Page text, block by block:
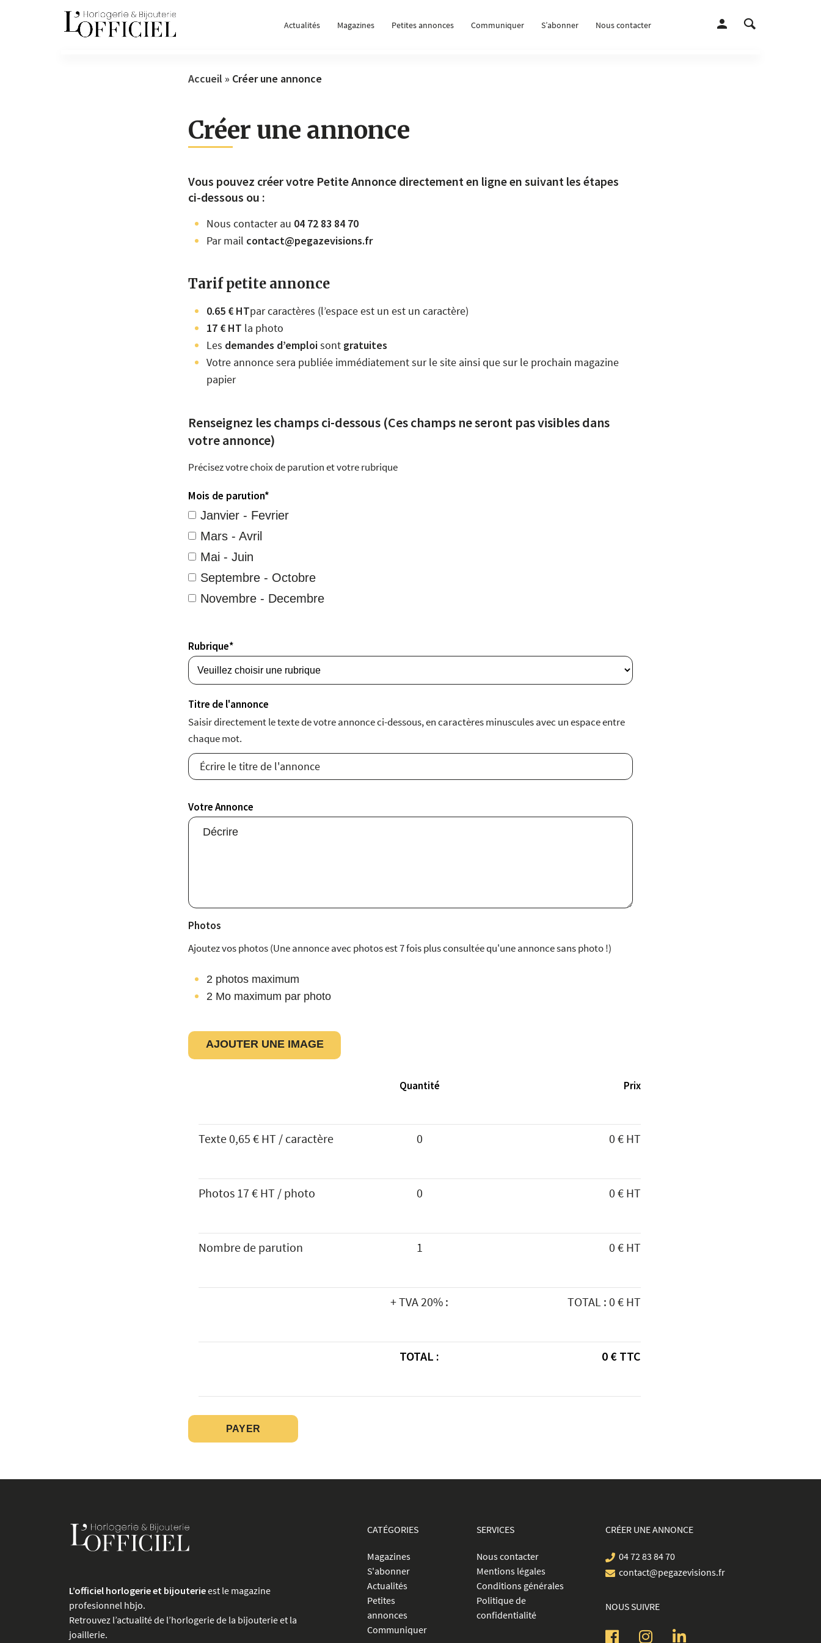
Actualités Magazines Petites annonces Communiquer S’abonner Nous contacter
Accueil » Créer une annonce
Créer une annonce
Vous pouvez créer votre Petite Annonce directement en ligne en suivant les étapes
ci-dessous ou :
Nous contacter au 04 72 83 84 70
Par mail contact@pegazevisions.fr
Tarif petite annonce
0.65 € HTpar caractères (l’espace est un est un caractère)
17 € HT la photo
Les demandes d’emploisont gratuites
Votre annonce sera publiée immédiatement sur le site ainsi que sur le prochain magazine
papier
Renseignez les champs ci-dessous (Ces champs ne seront pas visibles dans
votre annonce)
Précisez votre choix de parution et votre rubrique
Mois de parution*
Janvier - Fevrier
Mars - Avril
Mai - Juin
Septembre - Octobre
Novembre - Decembre
Rubrique*
Titre de l'annonce
Saisir directement le texte de votre annonce ci-dessous, en caractères minuscules avec un espace entre
chaque mot.
Votre Annonce
Photos
Ajoutez vos photos (Une annonce avec photos est 7 fois plus consultée qu'une annonce sans photo !)
2 photos maximum
2 Mo maximum par photo
AJOUTER UNE IMAGE
Quantité Prix
Texte0,65 € HT / caractère 0 0 € HT
Photos 17 € HT / photo 0 0 € HT
Nombre de parution 1 0 € HT
+ TVA 20% : TOTAL : 0 € HT
TOTAL : 0 € TTC
L’officiel horlogerie et bijouterieest le magazine
profesionnel hbjo.
Retrouvez l’actualité de l’horlogerie de la bijouterie et la
joaillerie.
CATÉGORIES
Magazines
S'abonner
Actualités
Petites
annonces
Communiquer
SERVICES
Nous contacter
Mentions légales
Conditions générales
Politique de
confidentialité
CRÉER UNE ANNONCE
04 72 83 84 70
contact@pegazevisions.fr
NOUS SUIVRE